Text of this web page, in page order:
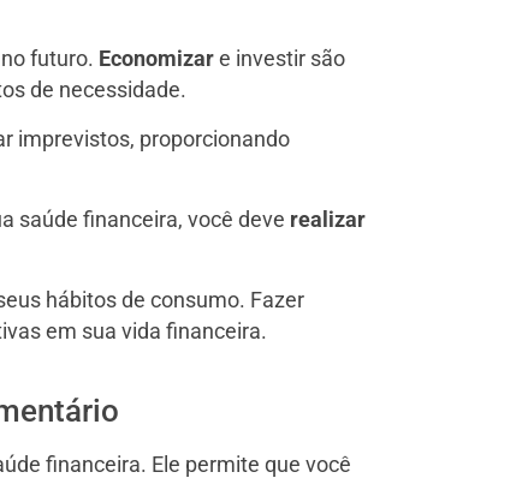
futuro. Economizar e investir são
de necessidade.
imprevistos, proporcionando
saúde financeira, você deve realizar
hábitos de consumo. Fazer
em sua vida financeira.
financeira. Ele permite que você